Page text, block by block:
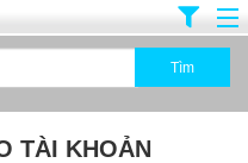
TÀI KHOẢN